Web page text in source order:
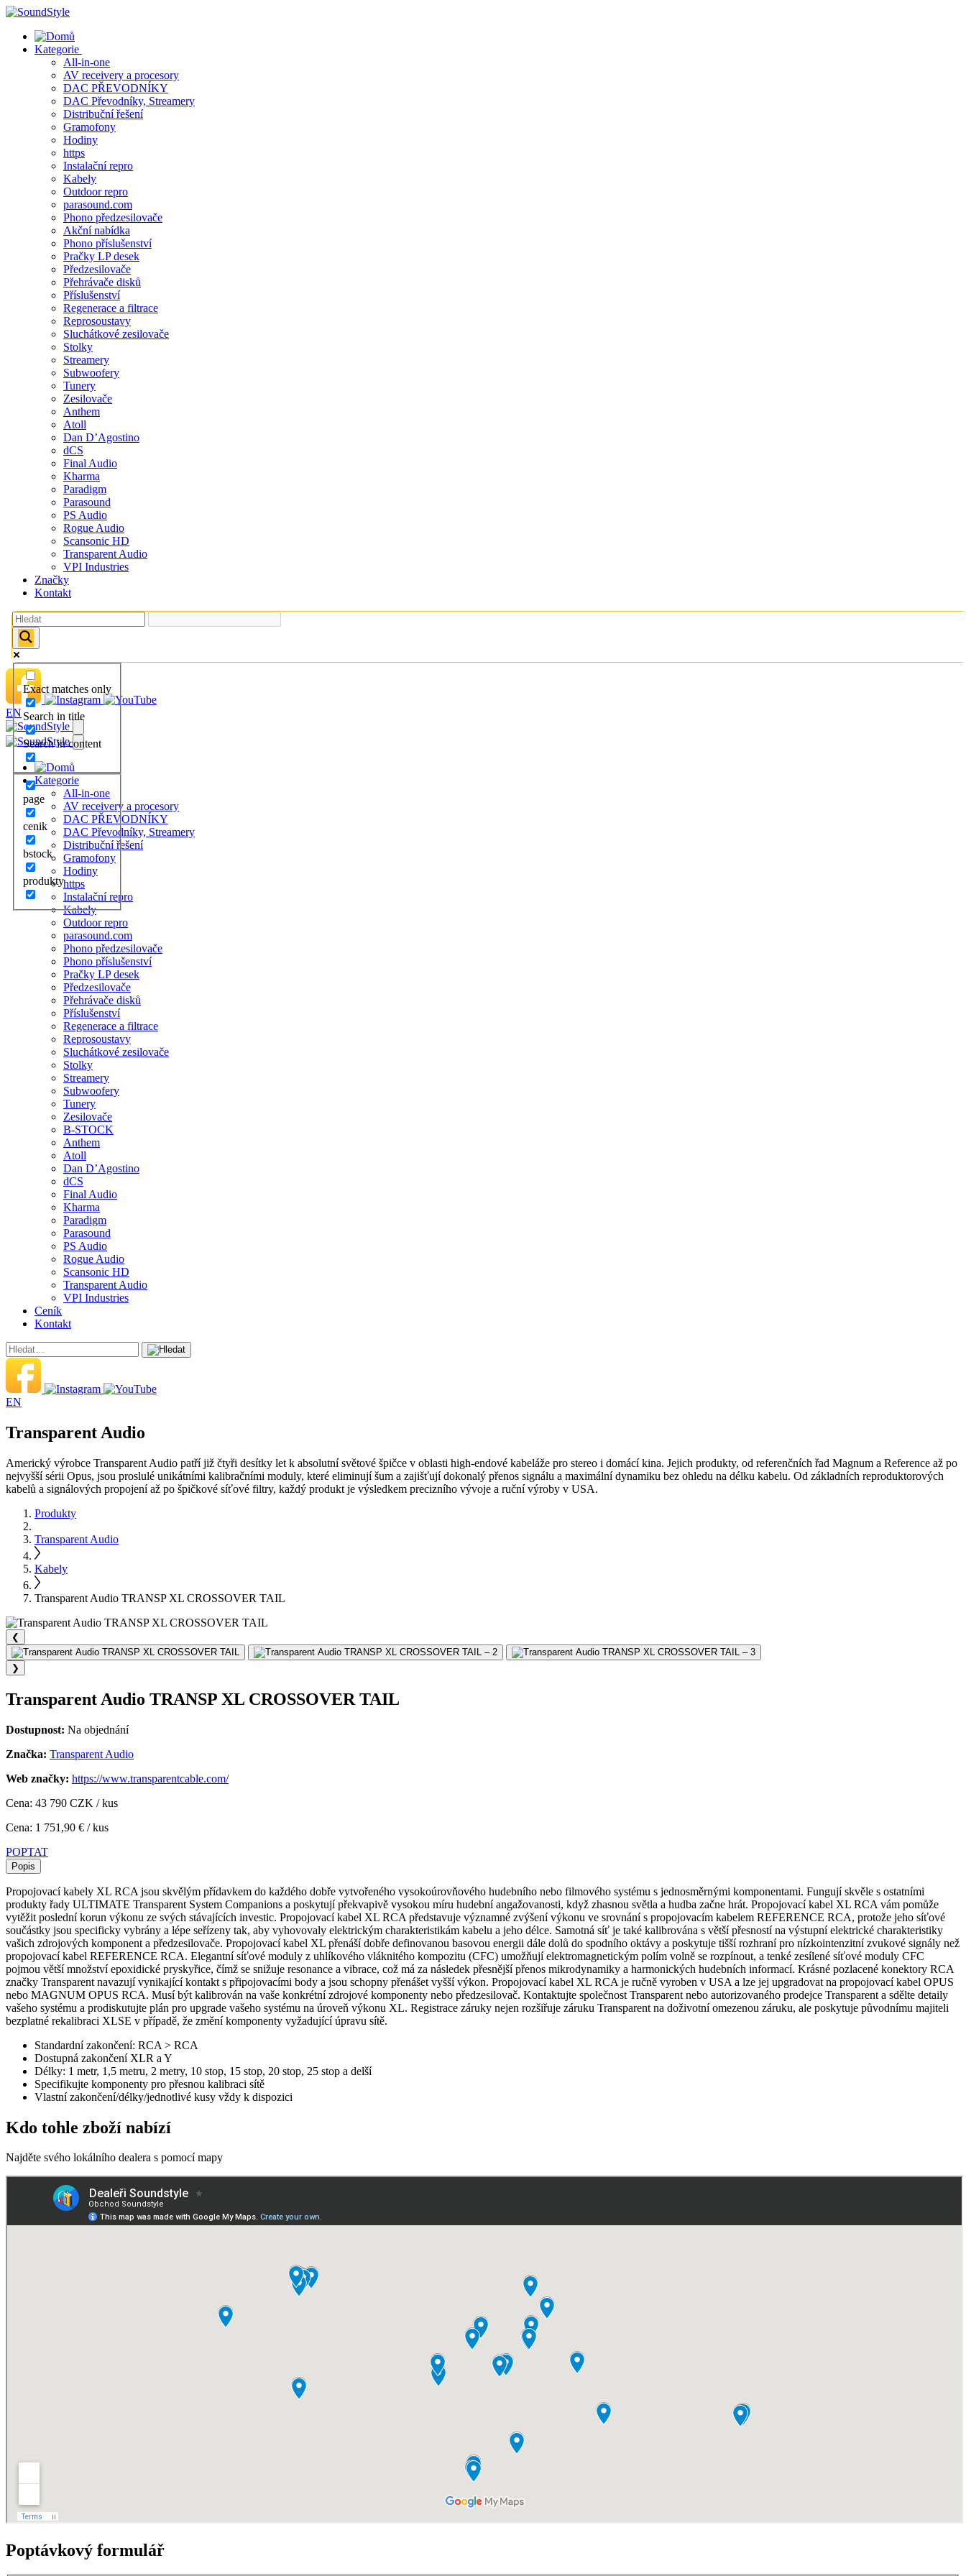
Skip
content
Kategorie
All-in-one
AV receivery a procesory
DAC PŘEVODNÍKY
DAC Převodníky, Streamery
Distribuční řešení
Gramofony
Hodiny
https
Instalační repro
Kabely
Outdoor repro
parasound.com
Phono předzesilovače
Akční nabídka
Phono příslušenství
Pračky LP desek
Předzesilovače
Přehrávače disků
Příslušenství
Regenerace a filtrace
Reprosoustavy
Sluchátkové zesilovače
Stolky
Streamery
Subwoofery
Tunery
Zesilovače
Anthem
Atoll
Dan D’Agostino
dCS
Final Audio
Kharma
Paradigm
Parasound
PS Audio
Rogue Audio
Scansonic HD
Transparent Audio
VPI Industries
Značky
Kontakt
Exact matches only
Search in title
Search in content
page
cenik
bstock
produkty
EN
Kategorie
All-in-one
AV receivery a procesory
DAC PŘEVODNÍKY
DAC Převodníky, Streamery
Distribuční řešení
Gramofony
Hodiny
https
Instalační repro
Kabely
Outdoor repro
parasound.com
Phono předzesilovače
Phono příslušenství
Pračky LP desek
Předzesilovače
Přehrávače disků
Příslušenství
Regenerace a filtrace
Reprosoustavy
Sluchátkové zesilovače
Stolky
Streamery
Subwoofery
Tunery
Zesilovače
B-STOCK
Anthem
Atoll
Dan D’Agostino
dCS
Final Audio
Kharma
Paradigm
Parasound
PS Audio
Rogue Audio
Scansonic HD
Transparent Audio
VPI Industries
Ceník
Kontakt
EN
Transparent Audio
Americký výrobce Transparent Audio patří již čtyři desítky let k absolutní světové špičce v oblasti high-endové kabeláže pro stereo i domácí kina. Jejich produkty, od referenčních řad Magnum a Reference až po
nejvyšší sérii Opus, jsou proslulé unikátními kalibračními moduly, které eliminují šum a zajišťují dokonalý přenos signálu a maximální dynamiku bez ohledu na délku kabelu. Od základních reproduktorových
kabelů a signálových propojení až po špičkové síťové filtry, každý produkt je výsledkem precizního vývoje a ruční výroby v USA.
Produkty
Transparent Audio
Kabely
Transparent Audio TRANSP XL CROSSOVER TAIL
❮
❯
Transparent Audio TRANSP XL CROSSOVER TAIL
Dostupnost: Na objednání
Značka: Transparent Audio
Web značky: https://www.transparentcable.com/
Cena: 43 790 CZK / kus
Cena: 1 751,90 € / kus
POPTAT
Popis
Propojovací kabely XL RCA jsou skvělým přídavkem do každého dobře vytvořeného vysokoúrovňového hudebního nebo filmového systému s jednosměrnými komponentami. Fungují skvěle s ostatními
produkty řady ULTIMATE Transparent System Companions a poskytují překvapivě vysokou míru hudební angažovanosti, když zhasnou světla a hudba začne hrát. Propojovací kabel XL RCA vám pomůže
vytěžit poslední korun výkonu ze svých stávajících investic. Propojovací kabel XL RCA představuje významné zvýšení výkonu ve srovnání s propojovacím kabelem REFERENCE RCA, protože jeho síťové
součástky jsou specificky vybrány a lépe seřízeny tak, aby vyhovovaly elektrickým charakteristikám kabelu a jeho délce. Samotná síť je také kalibrována s větší přesností na výstupní elektrické charakteristiky
vašich zdrojových komponent a předzesilovače. Propojovací kabel XL přenáší dobře definovanou basovou energii dále dolů do spodního oktávy a poskytuje tišší rozhraní pro nízkointenzitní zvukové signály než
propojovací kabel REFERENCE RCA. Elegantní síťové moduly z uhlíkového vláknitého kompozitu (CFC) umožňují elektromagnetickým polím volně se rozpínout, a tenké zesílené síťové moduly CFC
pojmou větší množství epoxidické pryskyřice, čímž se snižuje resonance a vibrace, což má za následek přesnější přenos mikrodynamiky a harmonických hudebních informací. Krásné pozlacené konektory RCA
značky Transparent navazují vynikající kontakt s připojovacími body a jsou schopny přenášet vyšší výkon. Propojovací kabel XL RCA je ručně vyroben v USA a lze jej upgradovat na propojovací kabel OPUS
nebo MAGNUM OPUS RCA. Musí být kalibrován na vaše konkrétní zdrojové komponenty nebo předzesilovač. Kontaktujte společnost Transparent nebo autorizovaného prodejce Transparent a sdělte detaily
vašeho systému a prodiskutujte plán pro upgrade vašeho systému na úroveň výkonu XL. Registrace záruky nejen rozšiřuje záruku Transparent na doživotní omezenou záruku, ale poskytuje původnímu majiteli
bezplatné rekalibraci XLSE v případě, že změní komponenty vyžadující úpravu sítě.
Standardní zakončení: RCA > RCA
Dostupná zakončení XLR a Y
Délky: 1 metr, 1,5 metru, 2 metry, 10 stop, 15 stop, 20 stop, 25 stop a delší
Specifikujte komponenty pro přesnou kalibraci sítě
Vlastní zakončení/délky/jednotlivé kusy vždy k dispozici
Kdo tohle zboží nabízí
Najděte svého lokálního dealera s pomocí mapy
Poptávkový formulář